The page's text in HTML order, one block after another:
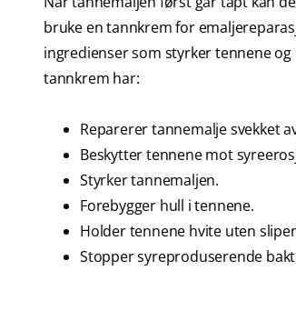
bruke en tannkrem for
ingredienser som styrker tennene
tannkrem har:
Reparerer tannemalje svekket
Beskytter tennene mot
Styrker tannemaljen.
Forebygger hull i tennene.
Holder tennene hvite uten
Stopper syreproduserende